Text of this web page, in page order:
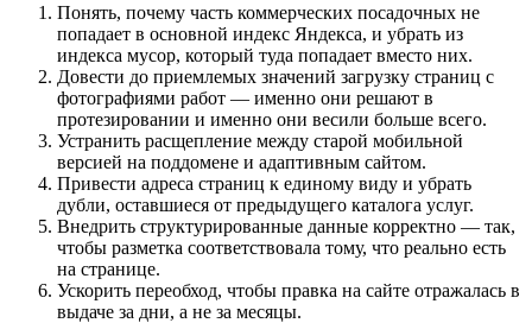
Понять, почему часть коммерческих посадочных не
попадает в основной индекс Яндекса, и убрать из
индекса мусор, который туда попадает вместо них.
Довести до приемлемых значений загрузку страниц с
фотографиями работ — именно они решают в
протезировании и именно они весили больше всего.
Устранить расщепление между старой мобильной
версией на поддомене и адаптивным сайтом.
Привести адреса страниц к единому виду и убрать
дубли, оставшиеся от предыдущего каталога услуг.
Внедрить структурированные данные корректно — так,
чтобы разметка соответствовала тому, что реально есть
на странице.
Ускорить переобход, чтобы правка на сайте отражалась в
выдаче за дни, а не за месяцы.